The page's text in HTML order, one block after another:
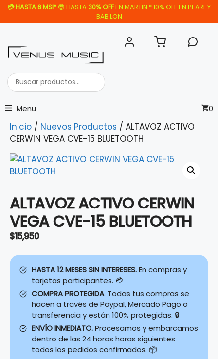
Saltar
💳HASTA 6 MSI* 😎 HASTA30% OFFEN MARTIN * 10% OFF EN PEARL Y
BABILON
Buscar
productos...
Menu 0
Inicio / Nuevos Productos / ALTAVOZ ACTIVO
CERWIN VEGA CVE-15 BLUETOOTH
ALTAVOZ ACTIVO CERWIN
VEGA CVE-15 BLUETOOTH
$15,950
HASTA 12 MESES SIN INTERESES.En compras y
tarjetas participantes. 💳
COMPRA PROTEGIDA. Todas tus compras se
hacen a través de Paypal, Mercado Pago o
transferencia y están 100% protegidas. 🔒
ENVÍO INMEDIATO.Procesamos y embarcamos
dentro de las 24 horas horas siguientes
todos los pedidos confirmados. 📦